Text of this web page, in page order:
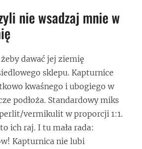
nie wsadzaj mnie w
dawać jej ziemię
sklepu. Kapturnice
kwaśnego i ubogiego w
podłoża. Standardowy miks
vermikulit w proporcji 1:1.
ich raj. I tu mała rada:
Kapturnica nie lubi